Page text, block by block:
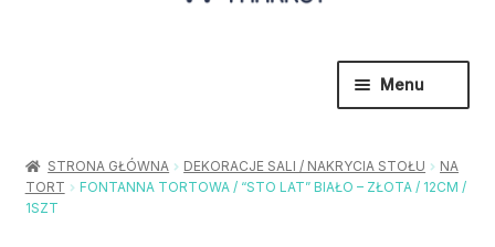
Menu
menu
Urodziny / Imprezy
Rozwiń
STRONA GŁÓWNA DEKORACJE SALI / NAKRYCIA STOŁU
NA
TORT
FONTANNA TORTOWA / “STO LAT” BIAŁO – ZŁOTA / 12CM /
1SZT